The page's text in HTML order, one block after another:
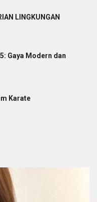
LINGKUNGAN
Gaya Modern dan
Karate